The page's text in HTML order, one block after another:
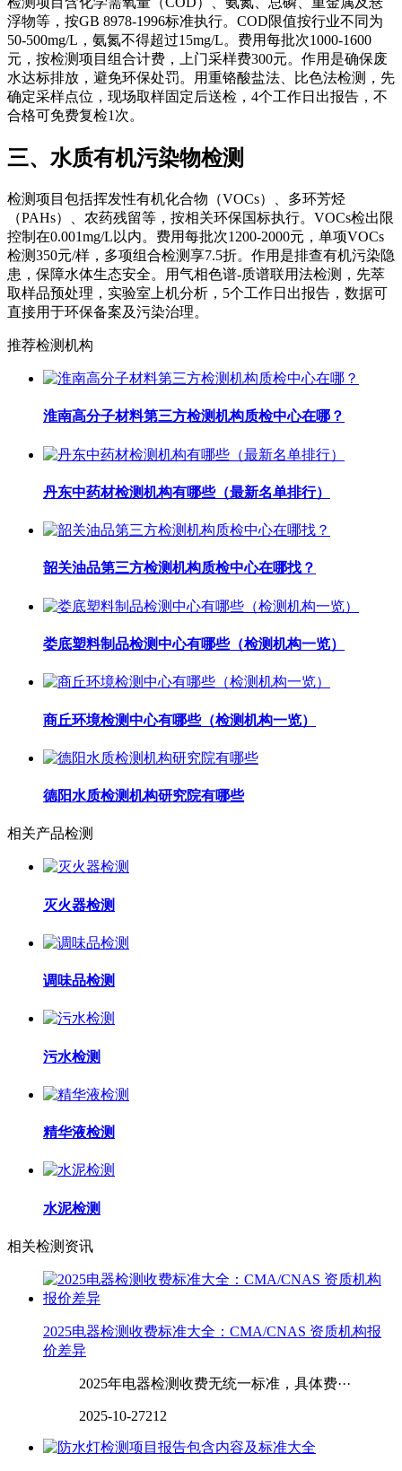
浮物等，按GB 8978-1996标准执行。COD限值按行业不同为
50-500mg/L，氨氮不得超过15mg/L。费用每批次1000-1600
元，按检测项目组合计费，上门采样费300元。作用是确保废
水达标排放，避免环保处罚。用重铬酸盐法、比色法检测，先
确定采样点位，现场取样固定后送检，4个工作日出报告，不
合格可免费复检1次。
三、水质有机污染物检测
检测项目包括挥发性有机化合物（VOCs）、多环芳烃
（PAHs）、农药残留等，按相关环保国标执行。VOCs检出限
控制在0.001mg/L以内。费用每批次1200-2000元，单项VOCs
检测350元/样，多项组合检测享7.5折。作用是排查有机污染隐
患，保障水体生态安全。用气相色谱-质谱联用法检测，先萃
取样品预处理，实验室上机分析，5个工作日出报告，数据可
直接用于环保备案及污染治理。
推荐检测机构
淮南高分子材料第三方检测机构质检中心在哪？
丹东中药材检测机构有哪些（最新名单排行）
韶关油品第三方检测机构质检中心在哪找？
娄底塑料制品检测中心有哪些（检测机构一览）
商丘环境检测中心有哪些（检测机构一览）
德阳水质检测机构研究院有哪些
相关产品检测
灭火器检测
调味品检测
污水检测
精华液检测
水泥检测
相关检测资讯
2025电器检测收费标准大全：CMA/CNAS 资质机构报
价差异
2025年电器检测收费无统一标准，具体费···
2025-10-27212